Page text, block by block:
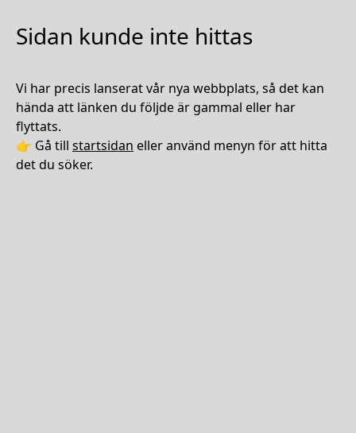
Sidan kunde inte hittas
Vi har precis lanserat vår nya webbplats, så det kan
hända att länken du följde är gammal eller har
flyttats.
👉 Gå till startsidan eller använd menyn för att hitta
det du söker.